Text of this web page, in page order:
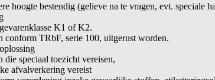
hoogte bestendig (gelieve na te vragen, evt. speciale
K1 of K2.
conform TRbF, serie 100, uitgerust worden.
die speciaal toezicht vereisen,
afvalverkering vereist